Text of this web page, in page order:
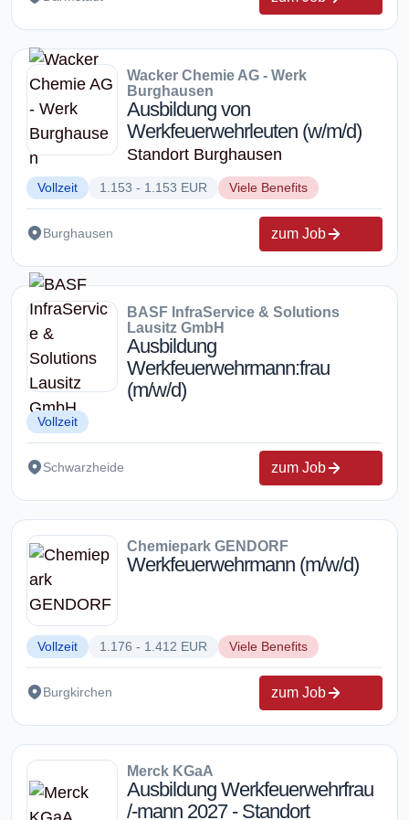
Wacker Chemie AG - Werk
Burghausen
Ausbildung von
Werkfeuerwehrleuten (w/m/d)
Standort Burghausen
Vollzeit 1.153 - 1.153 EUR Viele Benefits
Burghausen zum Job
BASF InfraService & Solutions
Lausitz GmbH
Ausbildung
Werkfeuerwehrmann:frau
(m/w/d)
Vollzeit
Schwarzheide zum Job
Chemiepark GENDORF
Werkfeuerwehrmann (m/w/d)
Vollzeit 1.176 - 1.412 EUR Viele Benefits
Burgkirchen zum Job
Merck KGaA
Ausbildung Werkfeuerwehrfrau
/-mann 2027 - Standort